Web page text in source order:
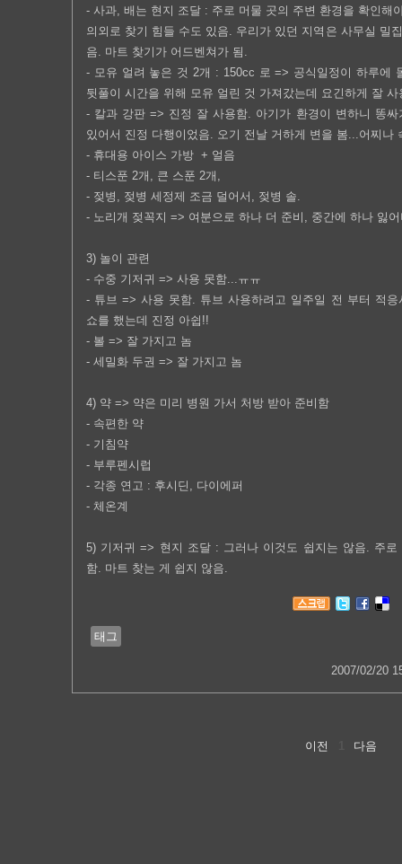
- 사과, 배는 현지 조달 : 주로 머물 곳의 주변 환경을 확인해
의외로 찾기 힘들 수도 있음. 우리가 있던 지역은 사무실 밀
음. 마트 찾기가 어드벤쳐가 됨.
- 모유 얼려 놓은 것 2개 : 150cc 로 => 공식일정이 하루에
뒷풀이 시간을 위해 모유 얼린 것 가져갔는데 요긴하게 잘 사
- 칼과 강판 => 진정 잘 사용함. 아기가 환경이 변하니 똥
있어서 진정 다행이었음. 오기 전날 거하게 변을 봄...어찌나
- 휴대용 아이스 가방 + 얼음
- 티스푼 2개, 큰 스푼 2개,
- 젖병, 젖병 세정제 조금 덜어서, 젖병 솔.
- 노리개 젖꼭지 => 여분으로 하나 더 준비, 중간에 하나 잃
3) 놀이 관련
- 수중 기저귀 => 사용 못함...ㅠㅠ
- 튜브 => 사용 못함. 튜브 사용하려고 일주일 전 부터 적
쇼를 했는데 진정 아쉽!!
- 볼 => 잘 가지고 놈
- 세밀화 두권 => 잘 가지고 놈
4) 약 => 약은 미리 병원 가서 처방 받아 준비함
- 속편한 약
- 기침약
- 부루펜시럽
- 각종 연고 : 후시딘, 다이에퍼
- 체온계
5) 기저귀 => 현지 조달 : 그러나 이것도 쉽지는 않음. 주
함. 마트 찾는 게 쉽지 않음.
태그
2007/02/20
이전 다음